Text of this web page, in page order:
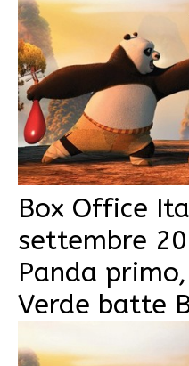
Box Office
settembre
Panda
Verde batte